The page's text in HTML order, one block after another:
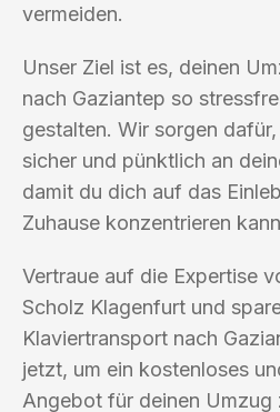
vermeiden.
Unser Ziel ist es, deinen
nach Gaziantep so
gestalten. Wir sorgen
sicher und pünktlich an
damit du dich auf das
Zuhause konzentrieren
Vertraue auf die Expertise
Scholz Klagenfurt und
Klaviertransport nach
jetzt, um ein kostenloses
Angebot für deinen Umzug